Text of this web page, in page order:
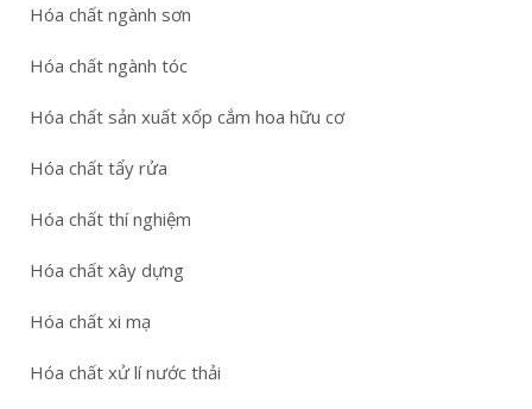
Hóa chất ngành sơn
Hóa chất ngành tóc
Hóa chất sản xuất xốp cắm hoa hữu cơ
Hóa chất tẩy rửa
Hóa chất thí nghiệm
Hóa chất xây dựng
Hóa chất xi mạ
Hóa chất xử lí nước thải